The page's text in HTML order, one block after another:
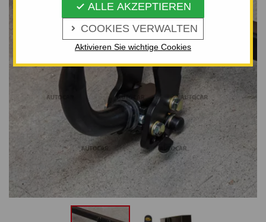
 COOKIES VERWALTEN
 ALLE AKZEPTIEREN
Aktivieren Sie wichtige Cookies